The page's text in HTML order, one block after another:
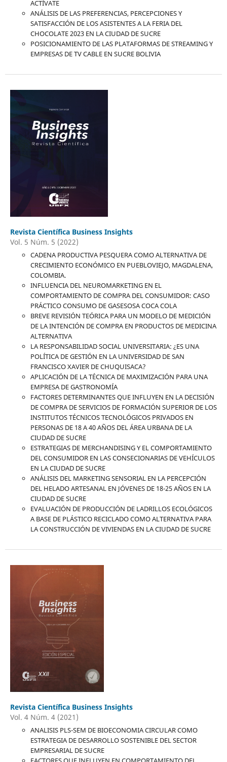
ACTÍVATE
ANÁLISIS DE LAS PREFERENCIAS, PERCEPCIONES Y
SATISFACCIÓN DE LOS ASISTENTES A LA FERIA DEL
CHOCOLATE 2023 EN LA CIUDAD DE SUCRE
POSICIONAMIENTO DE LAS PLATAFORMAS DE STREAMING Y
EMPRESAS DE TV CABLE EN SUCRE BOLIVIA
Revista Científica Business Insights
Vol. 5 Núm. 5 (2022)
CADENA PRODUCTIVA PESQUERA COMO ALTERNATIVA DE
CRECIMIENTO ECONÓMICO EN PUEBLOVIEJO, MAGDALENA,
COLOMBIA.
INFLUENCIA DEL NEUROMARKETING EN EL
COMPORTAMIENTO DE COMPRA DEL CONSUMIDOR: CASO
PRÁCTICO CONSUMO DE GASESOSA COCA COLA
BREVE REVISIÓN TEÓRICA PARA UN MODELO DE MEDICIÓN
DE LA INTENCIÓN DE COMPRA EN PRODUCTOS DE MEDICINA
ALTERNATIVA
LA RESPONSABILIDAD SOCIAL UNIVERSITARIA: ¿ES UNA
POLÍTICA DE GESTIÓN EN LA UNIVERSIDAD DE SAN
FRANCISCO XAVIER DE CHUQUISACA?
APLICACIÓN DE LA TÉCNICA DE MAXIMIZACIÓN PARA UNA
EMPRESA DE GASTRONOMÍA
FACTORES DETERMINANTES QUE INFLUYEN EN LA DECISIÓN
DE COMPRA DE SERVICIOS DE FORMACIÓN SUPERIOR DE LOS
INSTITUTOS TÉCNICOS TECNOLÓGICOS PRIVADOS EN
PERSONAS DE 18 A 40 AÑOS DEL ÁREA URBANA DE LA
CIUDAD DE SUCRE
ESTRATEGIAS DE MERCHANDISING Y EL COMPORTAMIENTO
DEL CONSUMIDOR EN LAS CONSECIONARIAS DE VEHÍCULOS
EN LA CIUDAD DE SUCRE
ANÁLISIS DEL MARKETING SENSORIAL EN LA PERCEPCIÓN
DEL HELADO ARTESANAL EN JÓVENES DE 18-25 AÑOS EN LA
CIUDAD DE SUCRE
EVALUACIÓN DE PRODUCCIÓN DE LADRILLOS ECOLÓGICOS
A BASE DE PLÁSTICO RECICLADO COMO ALTERNATIVA PARA
LA CONSTRUCCIÓN DE VIVIENDAS EN LA CIUDAD DE SUCRE
Revista Científica Business Insights
Vol. 4 Núm. 4 (2021)
ANALISIS PLS-SEM DE BIOECONOMIA CIRCULAR COMO
ESTRATEGIA DE DESARROLLO SOSTENIBLE DEL SECTOR
EMPRESARIAL DE SUCRE